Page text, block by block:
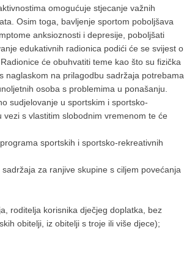
omogućuje stjecanje važnih
Osim toga, bavljenje sportom poboljšava
anksioznosti i depresije, poboljšati
edukativnih radionica podići će se svijest o
će obuhvatiti teme kao što su fizička
naglaskom na prilagodbu sadržaja potrebama
osoba s problemima u ponašanju.
sudjelovanje u sportskim i sportsko-
s vlastitim slobodnim vremenom te će
sportskih i sportsko-rekreativnih
za ranjive skupine s ciljem povećanja
roditelja korisnika dječjeg doplatka, bez
obitelji, iz obitelji s troje ili više djece);